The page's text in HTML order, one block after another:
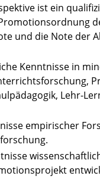
ist ein
und die Note der
Kenntnisse in
Lehr-
empirischer